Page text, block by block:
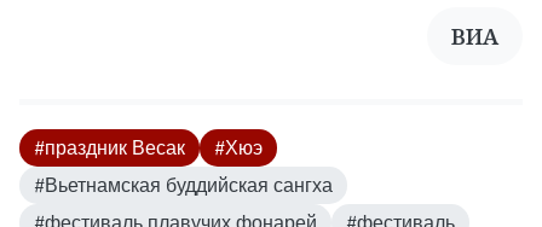
ВИА
#праздник Весак
#Хюэ
#Вьетнамская буддийская сангха
#фестиваль плавучих фонарей
#фестиваль